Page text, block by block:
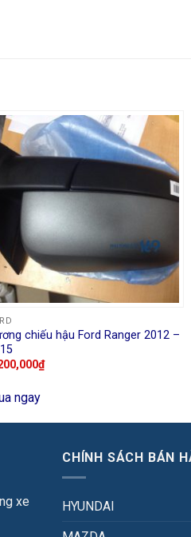
chiếu hậu Ford Ranger 2012 –
₫
ngay
xe
CHÍNH SÁCH BÁN
HYUNDAI